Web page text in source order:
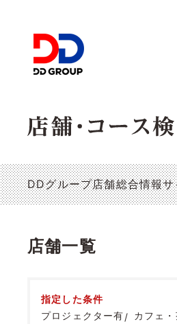
DDグループ店舗総合情報
店舗一覧
指定した条件
プロジェクター有
カフェ